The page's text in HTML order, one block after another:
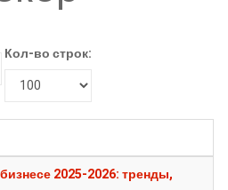
Кол-во строк:
2025-2026: тренды,